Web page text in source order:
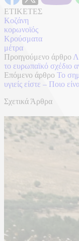
ΕΤΙΚΕΤΕΣ
Κοζάνη
κορωνοϊός
Κρούσματα
μέτρα
Προηγούμενο άρθρο
το ευρωπαϊκό σχέδιο
Επόμενο άρθρο Το
υγιείς είστε – Ποιο
Σχετικά Άρθρα